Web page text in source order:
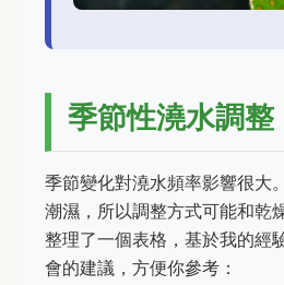
季節性澆水調整
季節變化對澆水頻率影響很大
潮濕，所以調整方式可能和乾
整理了一個表格，基於我的經
會的建議，方便你參考：